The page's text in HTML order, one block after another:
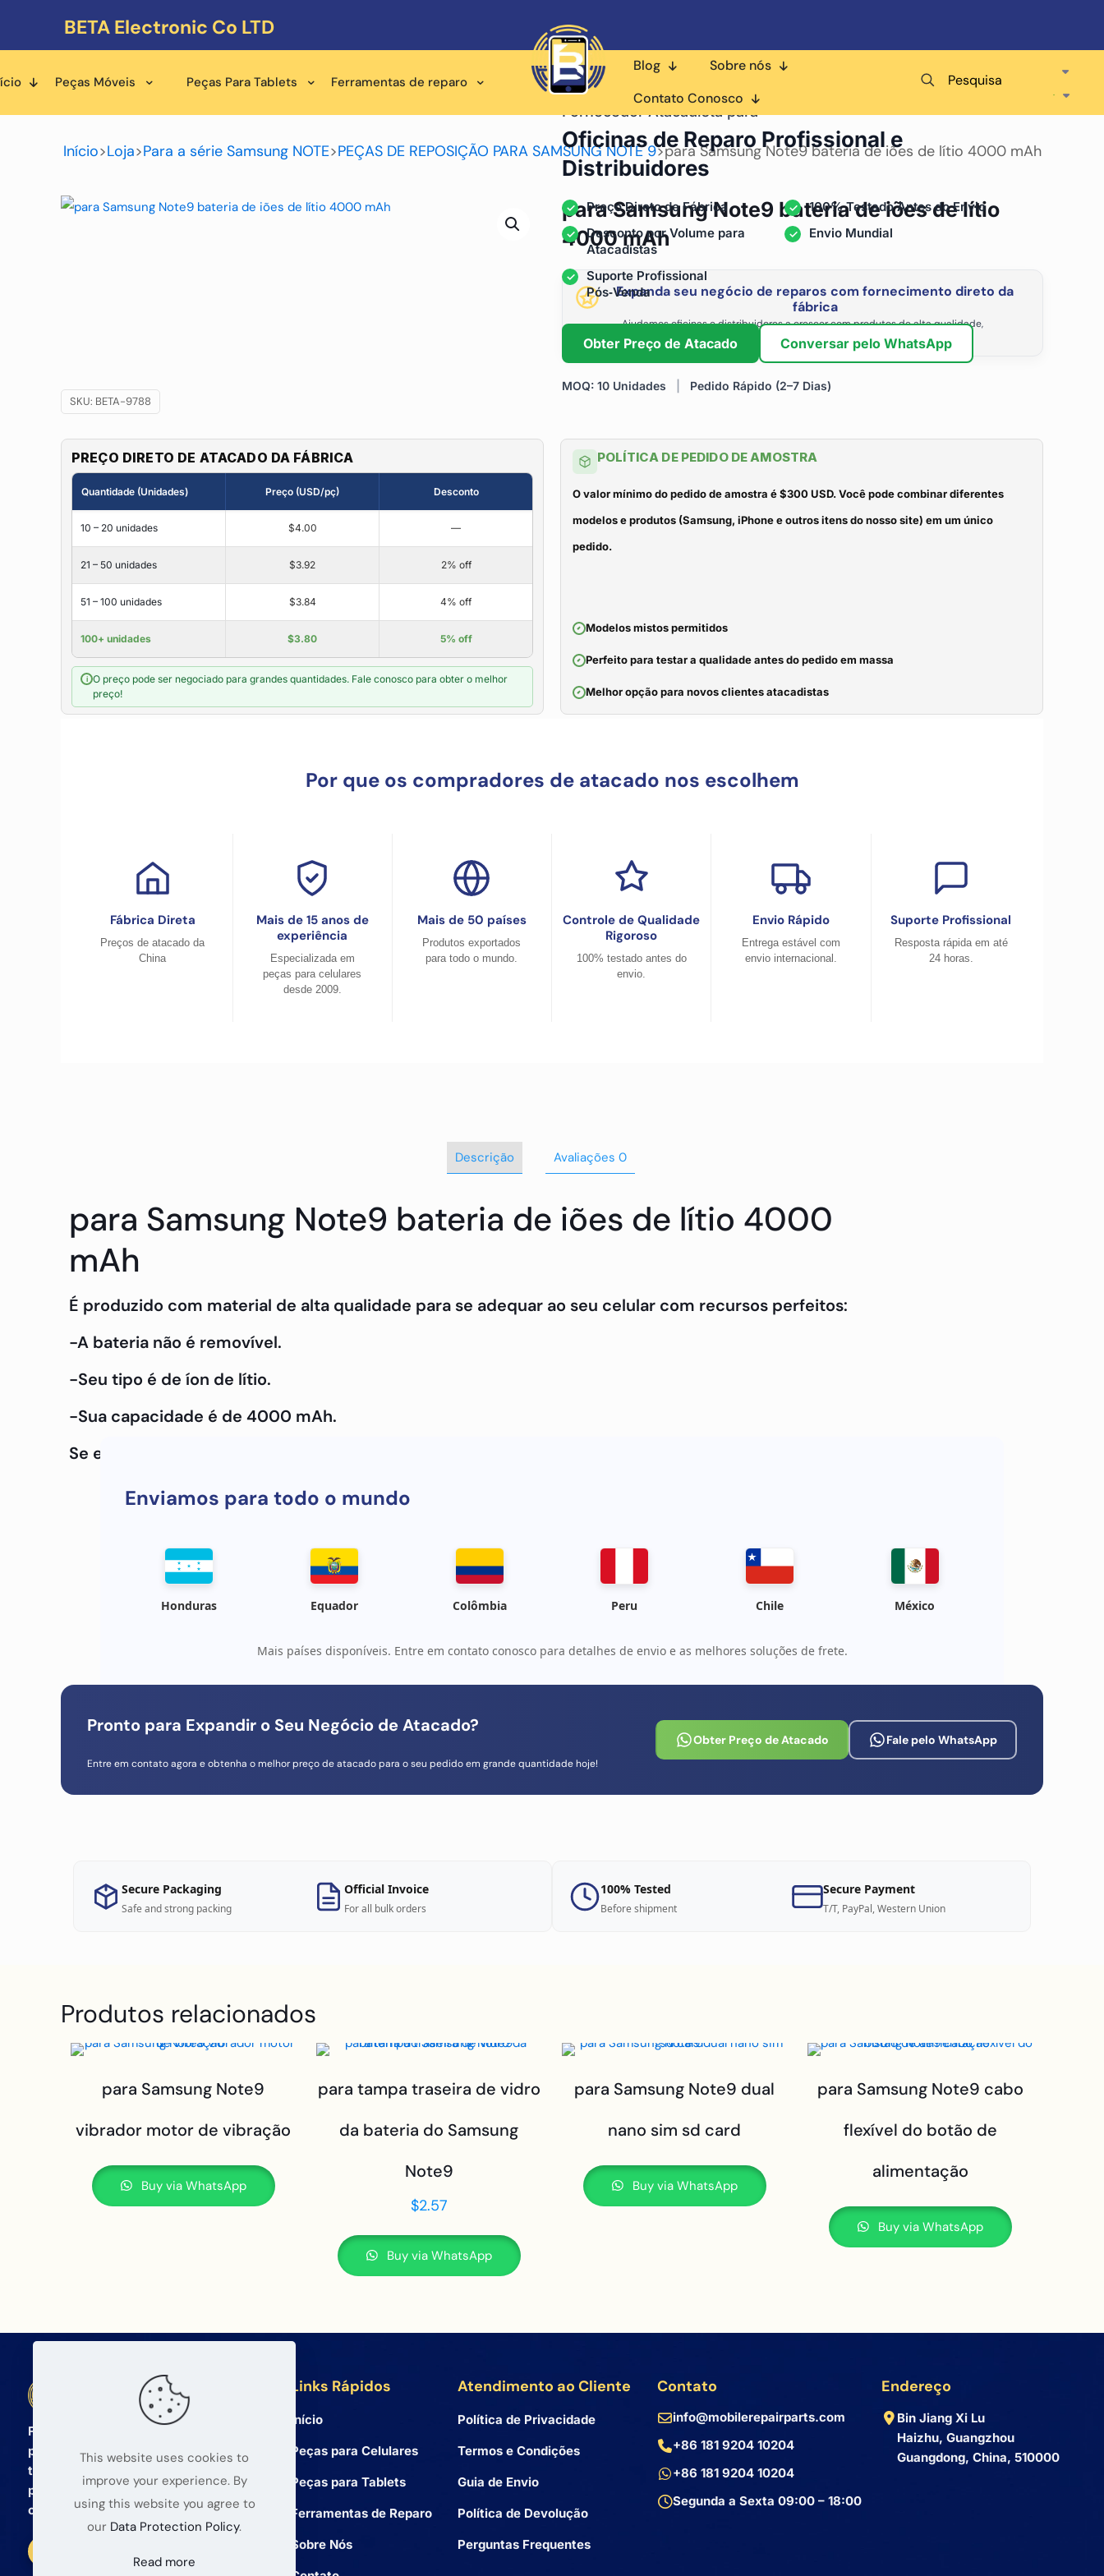
BETA Electronic Co LTD
Peças Móveis Peças Para Tablets Ferramentas de reparo
Blog
Sobre nós
Contato Conosco
Pesquisa
Início>Loja>Para a série Samsung NOTE>PEÇAS DE REPOSIÇÃO PARA SAMSUNG NOTE 9>para Samsung Note9 bateria de iões de lítio 4000 mAh
para Samsung Note9 bateria de iões de lítio
4000 mAh
Expanda seu negócio de reparos com fornecimento direto da
fábrica
Ajudamos oficinas e distribuidores a crescer com produtos de alta qualidade,
fornecimento estável e os preços de atacado mais competitivos.
SKU: BETA-9788
Fornecedor Atacadista para
Oficinas de Reparo Profissional e
Distribuidores
Preço Direto de Fábrica
100% Testado Antes do Envio
Desconto por Volume para
Atacadistas
Envio Mundial
Suporte Profissional
Pós‑Venda
Obter Preço de Atacado Conversar pelo WhatsApp
MOQ: 10 Unidades Pedido Rápido (2–7 Dias)
PREÇO DIRETO DE ATACADO DA FÁBRICA
Quantidade (Unidades) Preço (USD/pç) Desconto
10 – 20 unidades $4.00 —
21 – 50 unidades $3.92 2% off
51 – 100 unidades $3.84 4% off
100+ unidades $3.80 5% off
i O preço pode ser negociado para grandes quantidades. Fale conosco para obter o melhor
preço!
POLÍTICA DE PEDIDO DE AMOSTRA
O valor mínimo do pedido de amostra é $300 USD. Você pode combinar diferentes
modelos e produtos (Samsung, iPhone e outros itens do nosso site) em um único
pedido.
Modelos mistos permitidos
Perfeito para testar a qualidade antes do pedido em massa
Melhor opção para novos clientes atacadistas
Por que os compradores de atacado nos escolhem
Fábrica Direta
Preços de atacado da
China
Mais de 15 anos de
experiência
Especializada em
peças para celulares
desde 2009.
Mais de 50 países
Produtos exportados
para todo o mundo.
Controle de Qualidade
Rigoroso
100% testado antes do
envio.
Envio Rápido
Entrega estável com
envio internacional.
Suporte Profissional
Resposta rápida em até
24 horas.
Descrição Avaliações 0
para Samsung Note9 bateria de iões de lítio 4000
mAh
É produzido com material de alta qualidade para se adequar ao seu celular com recursos perfeitos:
-A bateria não é removível.
-Seu tipo é de íon de lítio.
-Sua capacidade é de 4000 mAh.
Se estiver interessado em saber mais sobre nossos incríveis produtos, entre em contato conosco.
Enviamos para todo o mundo
Honduras Equador Colômbia Peru Chile México
Mais países disponíveis. Entre em contato conosco para detalhes de envio e as melhores soluções de frete.
Pronto para Expandir o Seu Negócio de Atacado?
Entre em contato agora e obtenha o melhor preço de atacado para o seu pedido em grande quantidade hoje!
Obter Preço de Atacado Fale pelo WhatsApp
Secure Packaging
Safe and strong packing
Official Invoice
For all bulk orders
100% Tested
Before shipment
Secure Payment
T/T, PayPal, Western Union
Produtos relacionados
para Samsung Note9
vibrador motor de vibração
Buy via WhatsApp
para tampa traseira de vidro
da bateria do Samsung
Note9
$2.57
Buy via WhatsApp
para Samsung Note9 dual
nano sim sd card
Buy via WhatsApp
para Samsung Note9 cabo
flexível do botão de
alimentação
Buy via WhatsApp
BETA Electronic Co LTD
Fornecedor atacadista profissional de
peças de reposição para celulares e
tablets desde 2008. Oferecemos
produtos de alta qualidade e serviço
confiável para atacadistas globais.
Links Rápidos
Início
Peças para Celulares
Peças para Tablets
Ferramentas de Reparo
Sobre Nós
Atendimento ao Cliente
Política de Privacidade
Termos e Condições
Guia de Envio
Política de Devolução
Perguntas Frequentes
Contato
info@mobilerepairparts.com
+86 181 9204 10204
+86 181 9204 10204
Segunda a Sexta 09:00 – 18:00
Endereço
Bin Jiang Xi Lu
Haizhu, Guangzhou
Guangdong, China, 510000
This website uses cookies to
improve your experience. By
using this website you agree to
our Data Protection Policy.
Read more